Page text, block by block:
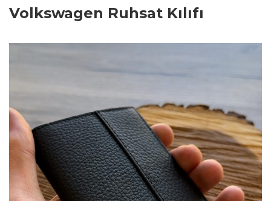
Volkswagen Ruhsat Kılıfı